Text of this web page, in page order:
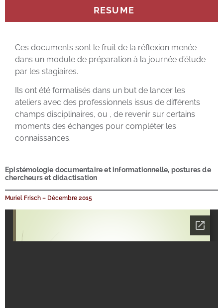
RESUME
Ces documents sont le fruit de la réflexion menée
dans un module de préparation à la journée d’étude
par les stagiaires.
Ils ont été formalisés dans un but de lancer les
ateliers avec des professionnels issus de différents
champs disciplinaires, ou , de revenir sur certains
moments des échanges pour compléter les
connaissances.
Epistémologie documentaire et informationnelle, postures de
chercheurs et didactisation
Muriel Frisch – Décembre 2015